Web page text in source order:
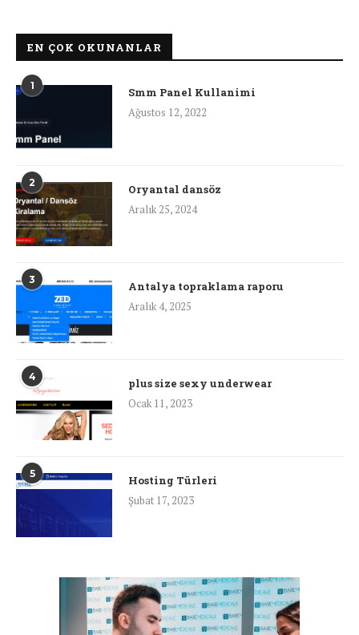
EN ÇOK OKUNANLAR
1
Smm Panel Kullanimi
Ağustos 12, 2022
2
Oryantal dansöz
Aralık 25, 2024
3
Antalya topraklama raporu
Aralık 4, 2025
4
plus size sexy underwear
Ocak 11, 2023
5
Hosting Türleri
Şubat 17, 2023